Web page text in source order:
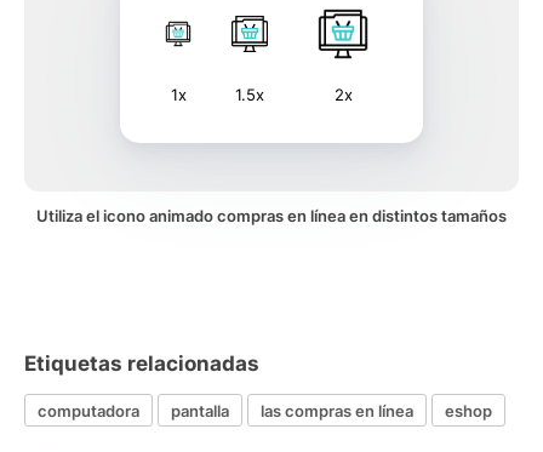
1x 1.5x 2x
Utiliza el icono animado compras en línea en distintos tamaños
Etiquetas relacionadas
computadora pantalla las compras en línea eshop